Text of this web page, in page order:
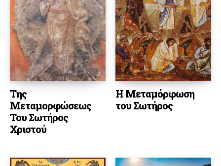
Της
Μεταμορφώσεως
Του Σωτήρος
Χριστού
Η Μεταμόρφωση
του Σωτήρος